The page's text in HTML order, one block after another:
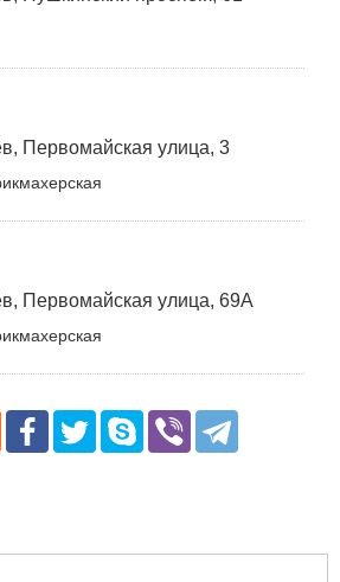
Первомайская улица, 3
Первомайская улица, 69А